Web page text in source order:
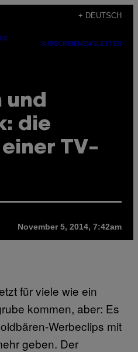
+ DEUTSCH
SUBSCRIBENEWSLETTER
und
die
TV-
November 5, 2014, 7:42am
für viele wie ein
kommen, aber: Es
Werbeclips mit
geben. Der